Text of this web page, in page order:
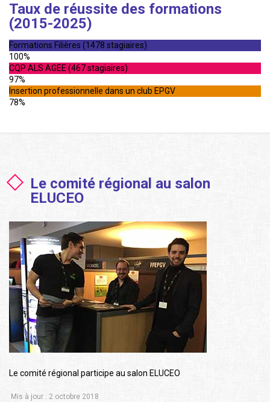
Taux de réussite des formations
(2015-2025)
Formations Filières (1478 stagiaires)
100%
CQP ALS AGEE (467 stagiaires)
97%
Insertion professionnelle dans un club EPGV
78%
Le comité régional au salon
ELUCEO
Le comité régional participe au salon ELUCEO
Mis à jour : 2 octobre 2018